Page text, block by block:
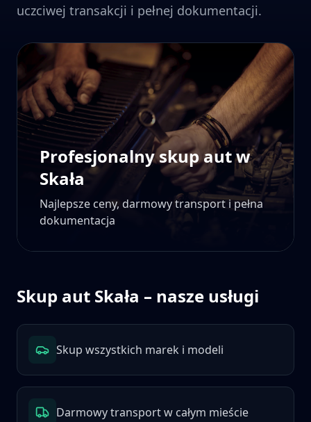
uczciwej transakcji i pełnej dokumentacji.
Profesjonalny skup aut w
Skała
Najlepsze ceny, darmowy transport i pełna
dokumentacja
Skup aut Skała – nasze usługi
Skup wszystkich marek i modeli
Darmowy transport w całym mieście